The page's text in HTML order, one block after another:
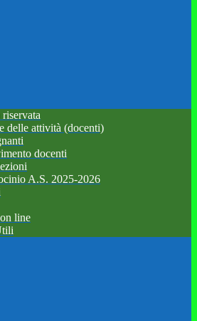
riservata
delle attività (docenti)
docenti
A.S. 2025-2026
line